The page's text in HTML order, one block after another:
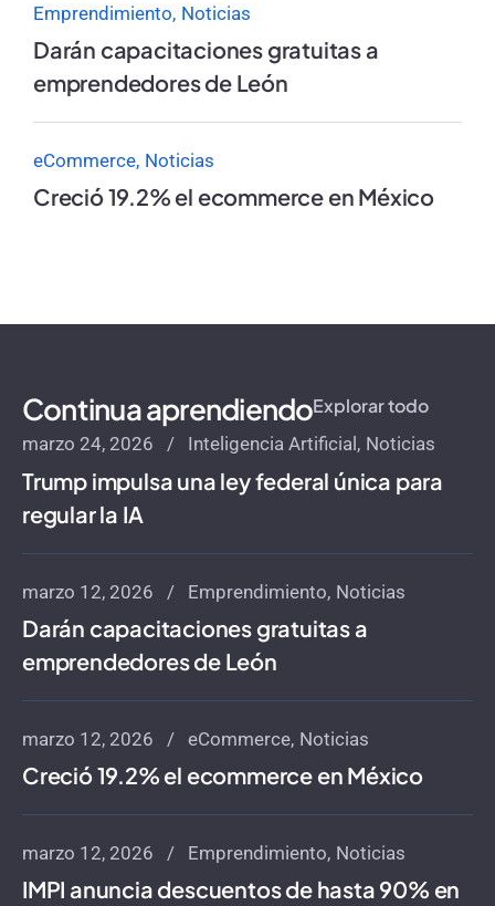
Emprendimiento Noticias
Darán capacitaciones gratuitas a
emprendedores de León
eCommerce Noticias
Creció 19.2% el ecommerce en México
Continua aprendiendoExplorar todo
marzo 24, 2026 Inteligencia Artificial Noticias
Trump impulsa una ley federal única para
regular la IA
marzo 12, 2026 Emprendimiento Noticias
Darán capacitaciones gratuitas a
emprendedores de León
marzo 12, 2026 eCommerce Noticias
Creció 19.2% el ecommerce en México
marzo 12, 2026 Emprendimiento Noticias
IMPI anuncia descuentos de hasta 90% en